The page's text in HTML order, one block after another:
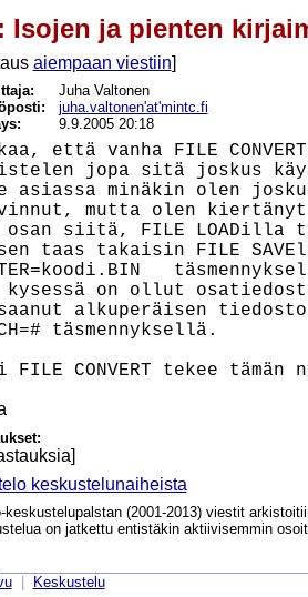
Isojen ja pienten
aiempaan viestiin]
Juha Valtonen
juha.valtonen'at'mintc.fi
9.9.2005 20:18
että vanha FILE
jopa sitä joskus
asiassa minäkin olen
mutta olen kiertänyt
siitä, FILE LOADilla
taas takaisin FILE
kysessä on ollut
alkuperäisen
täsmennyksellä.
FILE CONVERT tekee
keskustelunaiheista
keskustelupalstan (2001-2013) viestit
on jatkettu entistäkin aktiivisemmin
| Keskustelu